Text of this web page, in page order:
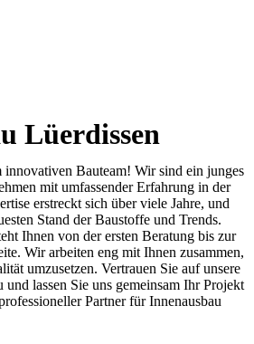
Lüerdissen
Bauteam! Wir sind ein junges
mit umfassender Erfahrung in der
erstreckt sich über viele Jahre, und
Stand der Baustoffe und Trends.
Ihnen von der ersten Beratung bis zur
Wir arbeiten eng mit Ihnen zusammen,
umzusetzen. Vertrauen Sie auf unsere
und lassen Sie uns gemeinsam Ihr Projekt
Partner für Innenausbau